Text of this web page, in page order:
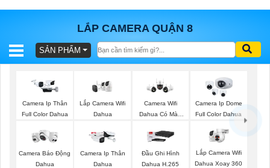
LẮP CAMERA QUẬN 8
BÁO
TRỌN
GÓI
SẢN
SẢN PHẨM
Camera Ip Thân
Full Color Dahua
Lắp Camera Wifi
Dahua
Camera Wifi
Dahua Có Màu
Camera Ip Dome
Full Color Dahua
Camera Báo Động
Dahua
Camera Ip Thân
Dahua
Đầu Ghi Hình
Dahua H.265
Lắp Camera Wifi
Dahua Xoay 360